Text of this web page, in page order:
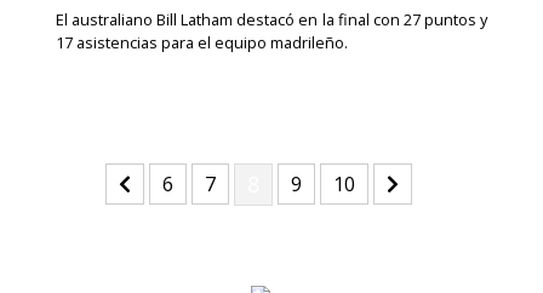
El australiano Bill Latham destacó en la final con 27 puntos y
17 asistencias para el equipo madrileño.
6 (current)
7(current)(current)
9 (current)
10 (current)